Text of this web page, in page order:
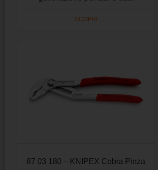
SCOPRI
87 03 180 – KNIPEX Cobra Pinza